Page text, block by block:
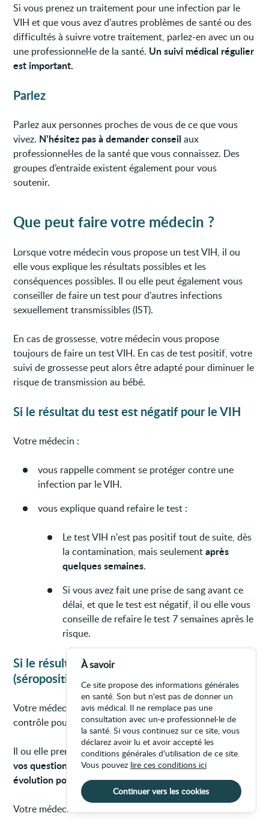
Si vous prenez un traitement pour une infection par le
VIH et que vous avez d’autres problèmes de santé ou des
difficultés à suivre votre traitement, parlez-en avec un ou
une professionnel·le de la santé. Un suivi médical régulier
est important.
Parlez
Parlez aux personnes proches de vous de ce que vous
vivez. N’hésitez pas à demander conseil aux
professionnel·les de la santé que vous connaissez. Des
groupes d’entraide existent également pour vous
soutenir.
Que peut faire votre médecin ?
Lorsque votre médecin vous propose un test VIH, il ou
elle vous explique les résultats possibles et les
conséquences possibles. Il ou elle peut également vous
conseiller de faire un test pour d’autres infections
sexuellement transmissibles (IST).
En cas de grossesse, votre médecin vous propose
toujours de faire un test VIH. En cas de test positif, votre
suivi de grossesse peut alors être adapté pour diminuer le
risque de transmission au bébé.
Si le résultat du test est négatif pour le VIH
Votre médecin :
vous rappelle comment se protéger contre une
infection par le VIH.
vous explique quand refaire le test :
Le test VIH n'est pas positif tout de suite, dès
la contamination, mais seulementaprès
quelques semaines.
Si vous avez fait une prise de sang avant ce
délai, et que le test est négatif, il ou elle vous
conseille de refaire le test 7 semaines après le
risque.
Si le résultat du test est positif pour le VIH
(séropositivité)
Votre médecin peut demander une prise de sang de
contrôle pour confirmer le résultat.
Il ou elle prend le temps devousécouter, de répondre à
vos questions
et de vous informer sur l’infection, sur son
évolution possibleet sur lestraitements.
Votre médecin :
À savoir
Ce site propose des informations générales
en santé. Son but n'est pas de donner un
avis médical. Il ne remplace pas une
consultation avec un·e professionnel·le de
la santé. Si vous continuez sur ce site, vous
déclarez avoir lu et avoir accepté les
conditions générales d'utilisation de ce site.
Vous pouvez lire ces conditions ici
Continuer vers les cookies